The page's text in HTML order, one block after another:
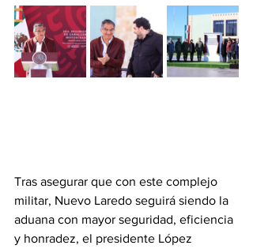
Tras asegurar que con este complejo
militar, Nuevo Laredo seguirá siendo la
aduana con mayor seguridad, eficiencia
y honradez, el presidente López